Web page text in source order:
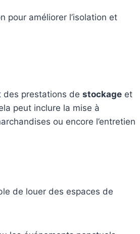
pour améliorer l’isolation et
des prestations de stockage et
peut inclure la mise à
ou encore l’entretien
de louer des espaces de